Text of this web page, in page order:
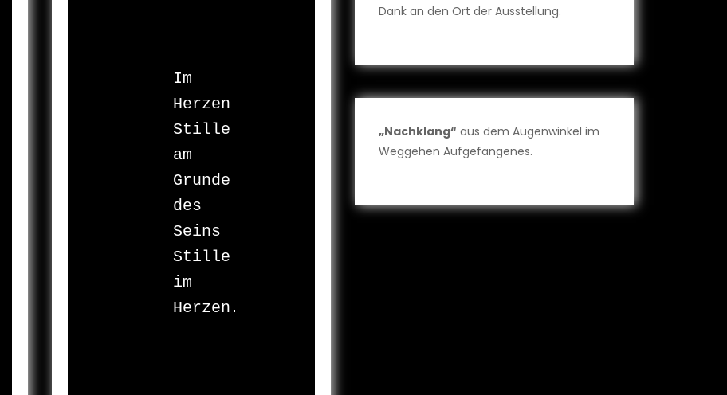
Im
Herzen
Stille
am
Grunde
des
Seins
Stille
im
Herzen.
Dank an den Ort der Ausstellung.
„Nachklang“ aus dem Augenwinkel im
Weggehen Aufgefangenes.